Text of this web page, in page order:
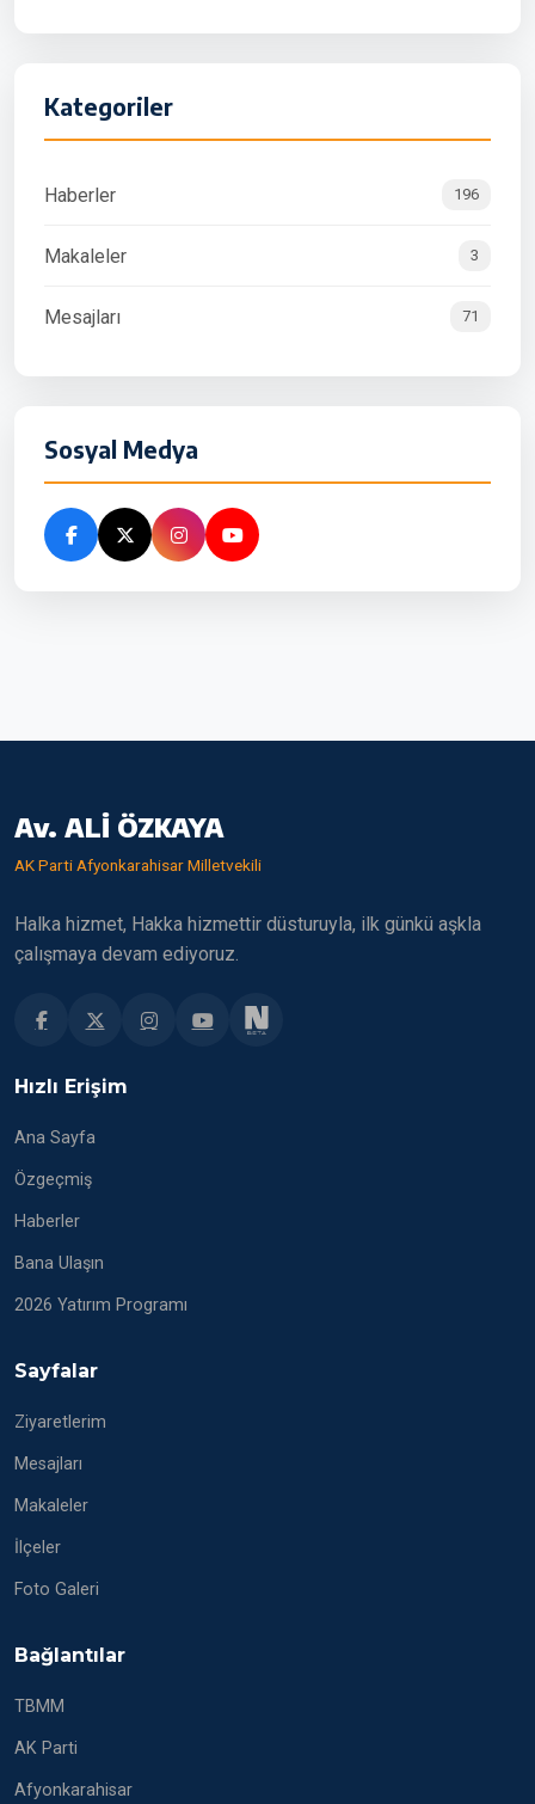
Kategoriler
Haberler 196
Makaleler 3
Mesajları 71
Sosyal Medya
Av. ALİ ÖZKAYA
AK Parti Afyonkarahisar Milletvekili
Halka hizmet, Hakka hizmettir düsturuyla, ilk günkü aşkla
çalışmaya devam ediyoruz.
Hızlı Erişim
Ana Sayfa
Özgeçmiş
Haberler
Bana Ulaşın
2026 Yatırım Programı
Sayfalar
Ziyaretlerim
Mesajları
Makaleler
İlçeler
Foto Galeri
Bağlantılar
TBMM
AK Parti
Afyonkarahisar